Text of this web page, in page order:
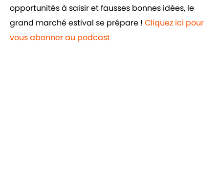
opportunités à saisir et fausses bonnes idées, le
grand marché estival se prépare ! Cliquez ici pour
vous abonner au podcast